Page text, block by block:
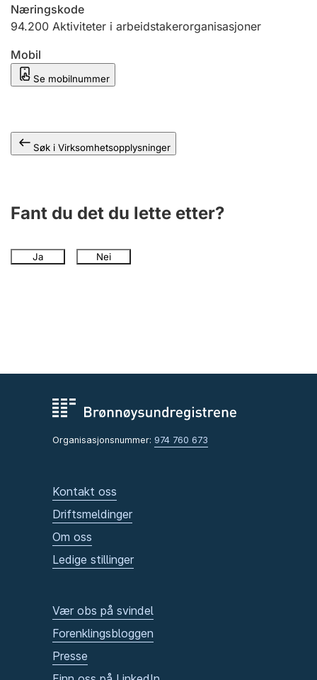
Andre tema
Næringskode
94.200 Aktiviteter i arbeidstakerorganisasjoner
Mobil
Se mobilnummer
Søk i Virksomhetsopplysninger
Fant du det du lette etter?
Ja Nei
Organisasjonsnummer: 974 760 673
Kontakt oss
Driftsmeldinger
Om oss
Ledige stillinger
Vær obs på svindel
Forenklingsbloggen
Presse